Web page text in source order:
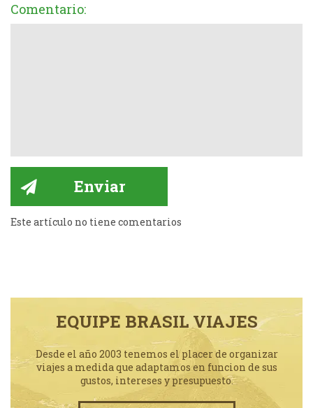
Comentario:
Este artículo no tiene comentarios
EQUIPE BRASIL VIAJES
Desde el año 2003 tenemos el placer de organizar
viajes a medida que adaptamos en funcion de sus
gustos, intereses y presupuesto.